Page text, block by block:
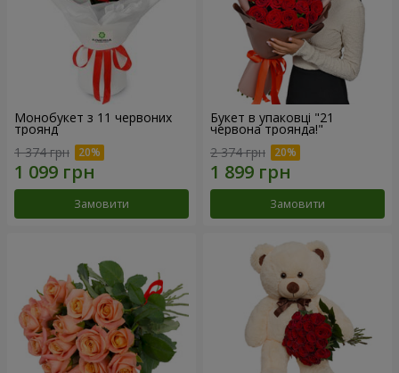
Монобукет з 11 червоних
троянд
1 374 грн
Замовити
Букет в упаковці "21
червона троянда!"
2 374 грн
Замовити